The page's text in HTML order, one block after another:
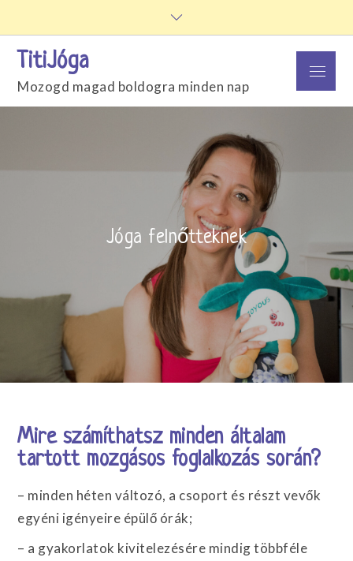
content
TitiJóga
Mozogd magad boldogra minden nap
Menu
Jóga felnőtteknek
Mire számíthatsz minden általam
tartott mozgásos foglalkozás során?
– minden héten változó, a csoport és részt vevők
egyéni igényeire épülő órák;
– a gyakorlatok kivitelezésére mindig többféle